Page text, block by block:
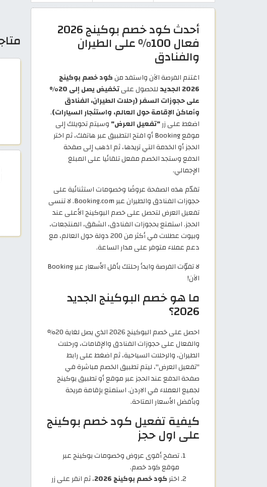
أحدث كود خصم بوكينج 2026
فعال 100% على الطيران
والفنادق
اغتنم الفرصة الآن واستفد منكود خصم بوكينج
2026 الجديد
للحصول على
تخفيض يصل إلى 20%
على حجوزات السفر (رحلات الطيران، الفنادق
وأماكن الإقامة حول العالم، واستئجار السيارات).
اضغط على زر"تفعيل العرض" وسيتم تحويلك إلى
موقع Booking أو افتح التطبيق عبر هاتفك، ثم اختر
الحجز أو الخدمة التي تريدها، ثم اذهب إلى صفحة
الدفع وستجد الخصم مفعل تلقائيا على المبلغ
الإجمالي.
تقدّم هذه الصفحة عروضًا وخصومات استثنائية على
حجوزات الفنادق والطيران عبر Booking.com. لا تنسى
تفعيل العرض لتحصل على خصم البوكينج الأعلى عند
الحجز. استمتع بحجوزات الفنادق، الشقق، المنتجعات،
وبيوت عطلات في أكثر من 200 دولة حول العالم، مع
دعم عملاء متوفر على مدار الساعة.
لا تفوّت الفرصة وابدأ رحلتك بأقل الأسعار عبر Booking
الآن!
ما هو خصم البوكينج الجديد
2026؟
احصل على خصم البوكينج 2026 الذي يصل لغاية 20%
والفعال على حجوزات الفنادق والإقامات، ورحلات
الطيران، والرحلات السياحية، ثم اضغط على رابط
"تفعيل العرض"، ليتم تطبيق الخصم مباشرة في
صفحة الدفع عند الحجز عبر موقع أو تطبيق بوكينج
لجميع العملاء في الاردن. استمتع بإقامة مريحة
وبأفضل الأسعار المتاحة.
كيفية تفعيل كود خصم بوكينج
على اول حجز
تصفح أقوى عروض وخصومات بوكينج عبر
موقع كود خصم.
اختركود خصم بوكينج 2026
، ثم انقر على زر